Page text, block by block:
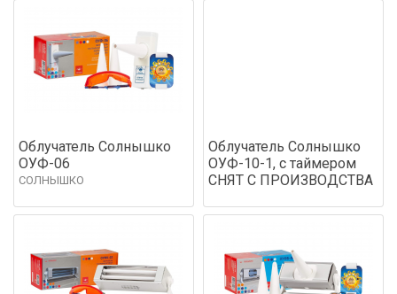
Облучатель Солнышко
ОУФ-06
СОЛНЫШКО
Облучатель Солнышко
ОУФ-10-1, с таймером
СНЯТ С ПРОИЗВОДСТВА